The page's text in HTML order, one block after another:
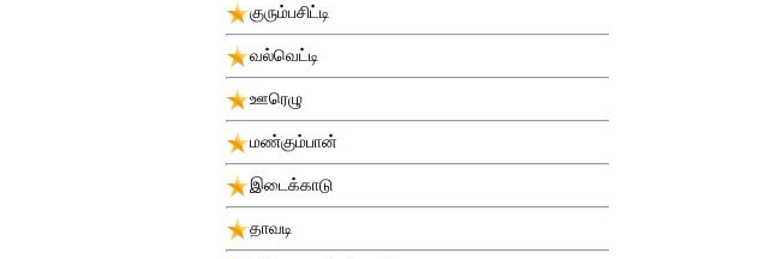
குரும்பசிட்டி
வல்வெட்டி
ஊரெழு
மண்கும்பான்
இடைக்காடு
தாவடி